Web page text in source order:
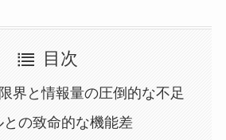
目次
界と情報量の圧倒的な不足
との致命的な機能差